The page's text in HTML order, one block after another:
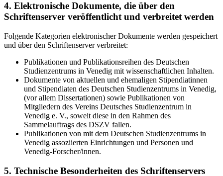
4. Elektronische Dokumente, die über den
Schriftenserver veröffentlicht und verbreitet werden
Folgende Kategorien elektronischer Dokumente werden gespeichert
und über den Schriftenserver verbreitet:
Publikationen und Publikationsreihen des Deutschen
Studienzentrums in Venedig mit wissenschaftlichen Inhalten.
Dokumente von aktuellen und ehemaligen Stipendiatinnen
und Stipendiaten des Deutschen Studienzentrums in Venedig,
(vor allem Dissertationen) sowie Publikationen von
Mitgliedern des Vereins Deutsches Studienzentrum in
Venedig e. V., soweit diese in den Rahmen des
Sammelauftrags des DSZV fallen.
Publikationen von mit dem Deutschen Studienzentrums in
Venedig assoziierten Einrichtungen und Personen und
Venedig-Forscher/innen.
5. Technische Besonderheiten des Schriftenservers